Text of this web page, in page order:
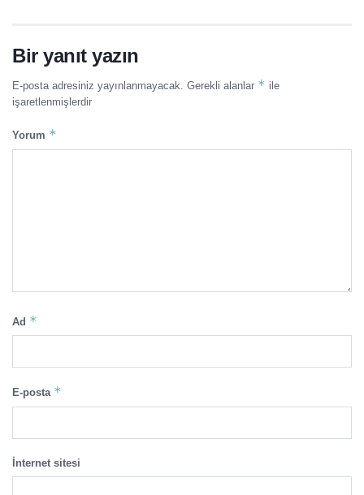
Bir yanıt yazın
E-posta adresiniz yayınlanmayacak. Gerekli alanlar * ile
işaretlenmişlerdir
Yorum *
Ad *
E-posta *
İnternet sitesi